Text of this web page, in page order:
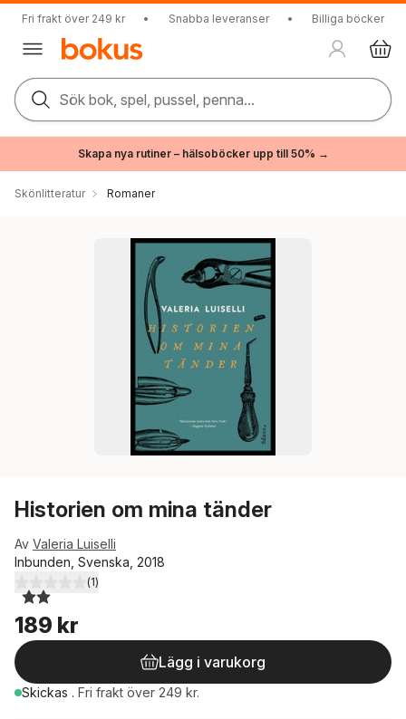
Fri frakt över 249 kr • Snabba leveranser • Billiga böcker
Sök bok, spel, pussel, penna...
Skapa nya rutiner – hälsoböcker upp till 50% →
Skönlitteratur Romaner
Historien om mina tänder
Av Valeria Luiselli
Inbunden, Svenska, 2018
2,0utav 5 stjärnor. Totalt antal röster:
(1)
189 kr
Lägg i varukorg
Skickas . Fri frakt över 249 kr.